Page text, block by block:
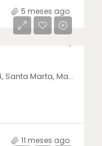
5 meses ago
Dunna Resort Residencial, Carrera 4, Santa Marta, Magdalena, Colombia
11 meses ago